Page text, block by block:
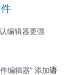
编辑器更强
编辑器” 添加语